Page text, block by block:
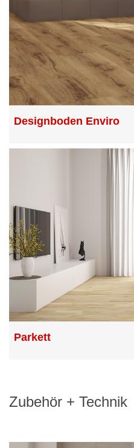
Designboden Enviro
Parkett
Zubehör + Technik